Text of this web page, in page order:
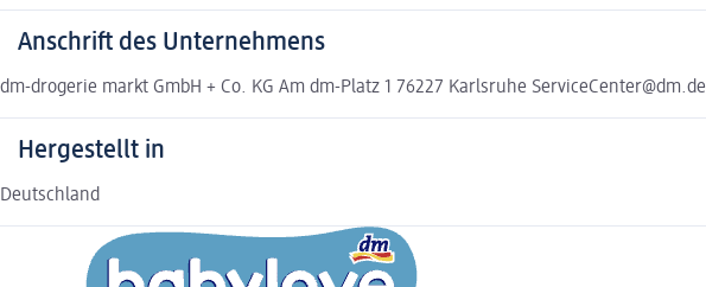
Anschrift des Unternehmens
dm-drogerie markt GmbH + Co. KG Am dm-Platz 1 76227 Karlsruhe ServiceCenter@dm.de
Hergestellt in
Deutschland